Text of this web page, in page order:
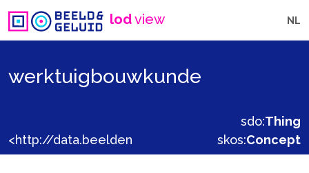
lodview NL
werktuigbouwkunde
sdo:Thing
skos:Concept